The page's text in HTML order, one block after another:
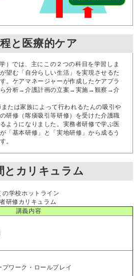
と医療的ケア
）では、主にこの２つの科目を学習しま
望む「自分らしい生活」を実現させるた
。ケアマネージャーが作成したケアプラ
ら分析→介護計画の立案→実施→観察→介
たは家族によって行われるたんの吸引や
研修（喀痰吸引等研修）を受けた介護職
ようになりました。実務者研修で学ぶ医
「基本研修」と「実地研修」から成るう
。
とカリキュラム
の学校ホットライン
研修カリキュラム
講義内容
ワーク・ロールプレイ